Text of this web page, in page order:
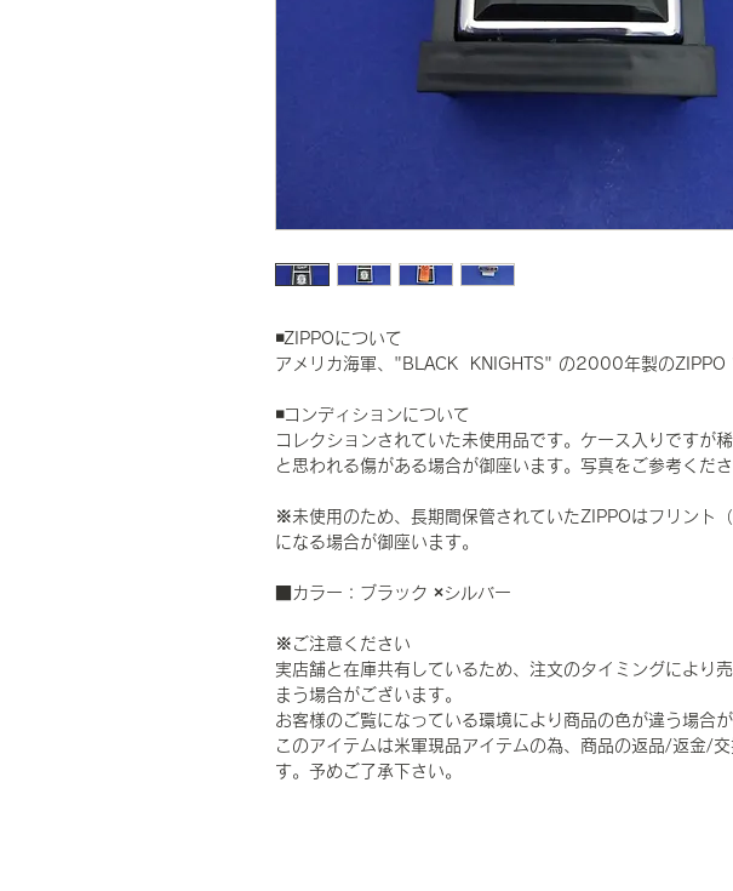
◾️ZIPPOについて
アメリカ海軍、"BLACK KNIGHTS" の2000年製のZIPPO
◾️コンディションについて
コレクションされていた未使用品です。ケース入りですが
と思われる傷がある場合が御座います。写真をご参考くださ
※未使用のため、長期間保管されていたZIPPOはフリント
になる場合が御座います。
■カラー：ブラック ×シルバー
※ご注意ください
実店舗と在庫共有しているため、注文のタイミングにより
まう場合がございます。
お客様のご覧になっている環境により商品の色が違う場合が
このアイテムは米軍現品アイテムの為、商品の返品/返金/
す。予めご了承下さい。